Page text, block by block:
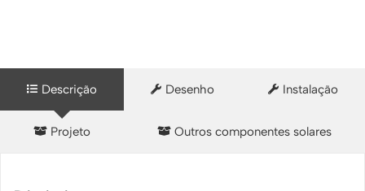
Descrição Desenho Instalação
Projeto Outros componentes solares